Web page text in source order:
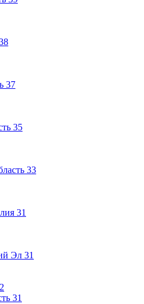
37
35
33
31
Эл 31
2
31